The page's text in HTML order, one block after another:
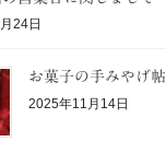
24日
お菓子の手みやげ帖
2025年11月14日